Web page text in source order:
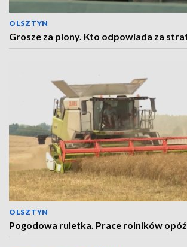
OLSZTYN
Grosze za plony. Kto odpowiada za
OLSZTYN
Pogodowa ruletka. Prace rolników